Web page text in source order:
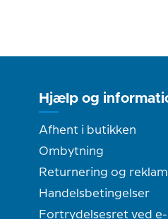
Hjælp og
Afhent i butikken
Ombytning
Returnering og
Handelsbetingelser
Fortrydelsesret ved e-